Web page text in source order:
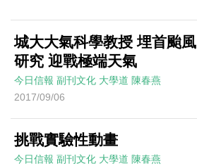
城大大氣科學教授 埋首颱風
研究 迎戰極端天氣
今日信報 副刊文化 大學道 陳春燕
2017/09/06
挑戰實驗性動畫
今日信報 副刊文化 大學道 陳春燕